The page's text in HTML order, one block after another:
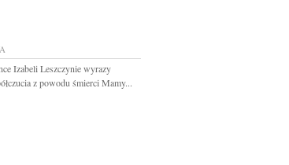
Izabeli Leszczynie wyrazy
z powodu śmierci Mamy...